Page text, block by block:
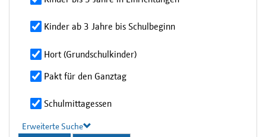
Kinder ab 3 Jahre bis Schulbeginn
Hort (Grundschulkinder)
Pakt für den Ganztag
Schulmittagessen
Erweiterte Suche